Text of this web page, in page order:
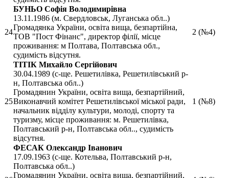
24
БУНЬО Софія Володимирівна
13.11.1986 (м. Свердловськ, Луганська обл..)
Громадянка України, освіта вища, безпартійна,
ТОВ "Пост Фінанс", директор філії, місце
проживання: м Полтава, Полтавська обл.,
судимість відсутня.
2 (№4)
25
ТІТІК Михайло Сергійович
30.04.1989 (с-ще. Решетилівка, Решетилівський р-
н, Полтавська обл..)
Громадянин України, освіта вища, безпартійний,
Виконавчий комітет Решетилівської міської ради,
начальник відділу культури, молоді, спорту та
туризму, місце проживання: м. Решетилівка,
Полтавський р-н, Полтавська обл.., судимість
відсутня.
1 (№8)
ФЕСАК Олександр Іванович
17.09.1963 (с-ще. Котельва, Полтавський р-н,
Полтавська обл..)
Громадянин України, освіта вища, безпартійний,